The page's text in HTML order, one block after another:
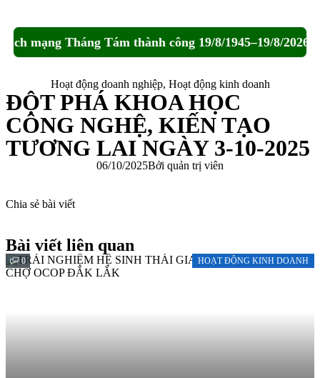
mạng Tháng Tám thành công 19/8/1945–19/8/
Hoạt động doanh nghiệp, Hoạt động kinh doanh
ĐỘT PHÁ KHOA HỌC
CÔNG NGHỆ, KIẾN TẠO
TƯƠNG LAI NGÀY 3-10-2025
06/10/2025Bởi quản trị viên
Chia sẻ bài viết
Bài viết liên quan
0 HOẠT ĐỘNG KINH DOANH